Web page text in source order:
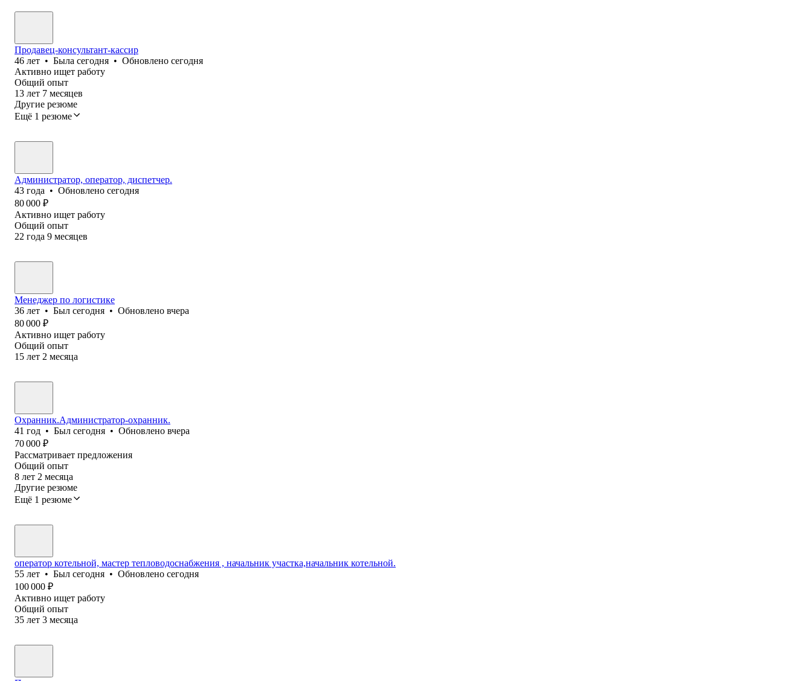
Продавец-консультант-кассир
46 лет • Была сегодня • Обновлено сегодня
Активно ищет работу
Общий опыт
13 лет 7 месяцев
Другие резюме
Ещё 1 резюме
Администратор, оператор, диспетчер.
43 года • Обновлено сегодня
80 000 ₽
Активно ищет работу
Общий опыт
22 года 9 месяцев
Менеджер по логистике
36 лет • Был сегодня • Обновлено вчера
80 000 ₽
Активно ищет работу
Общий опыт
15 лет 2 месяца
Охранник.Администратор-охранник.
41 год • Был сегодня • Обновлено вчера
70 000 ₽
Рассматривает предложения
Общий опыт
8 лет 2 месяца
Другие резюме
Ещё 1 резюме
оператор котельной, мастер тепловодоснабжения , начальник участка,начальник котельной.
55 лет • Был сегодня • Обновлено сегодня
100 000 ₽
Активно ищет работу
Общий опыт
35 лет 3 месяца